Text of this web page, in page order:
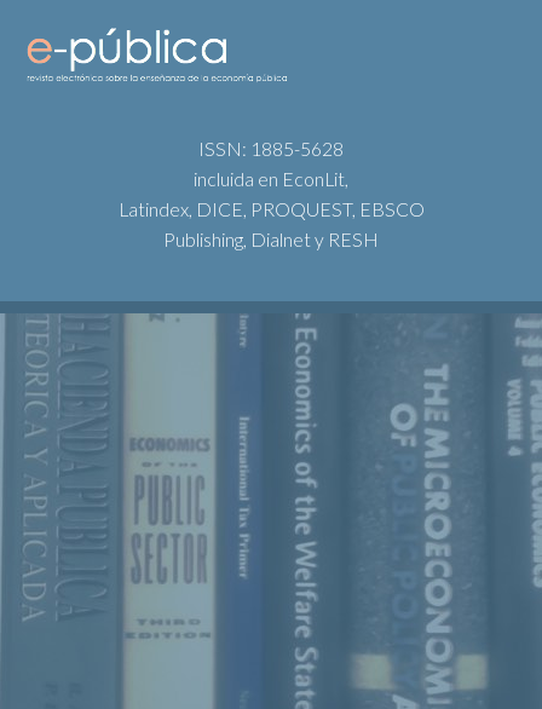
ISSN: 1885-5628
incluida en EconLit,
Latindex, DICE, PROQUEST, EBSCO
Publishing, Dialnet y RESH